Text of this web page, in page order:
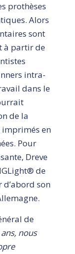
prothèses
Alors
sont
à partir de
intra-
dans le
de la
en
Pour
Dreve
de
son
de
nous